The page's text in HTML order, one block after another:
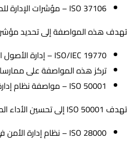
ISO 37106 – مؤشرات الإدارة للمدن الذكية:
تهدف هذه المواصفة إلى تحديد
ISO/IEC 19770 – إدارة الأصول البرمجية والأجهزة:
تركز هذه المواصفة على
ISO 50001 – مواصفة نظام إدارة الطاقة:
تهدف ISO 50001 إلى تحسين الأداء الطاقوي للمؤسسات من خلال تطبيق نظام إدارة الطاقة، بما يشمل تحليل الاستخدامات والتحسين المستمر ومراقبة الأداء.
ISO 28000 – نظام إدارة الأمن في سلسلة التوريد: